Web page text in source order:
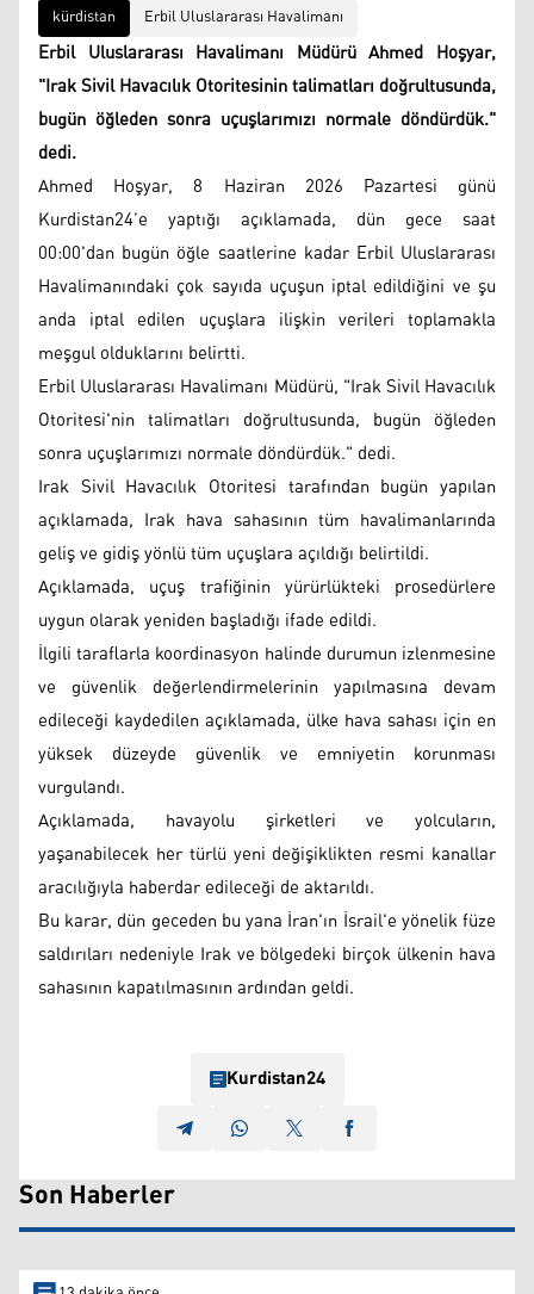
kürdistan Erbil Uluslararası Havalimanı
Erbil Uluslararası Havalimanı Müdürü Ahmed Hoşyar,
"Irak Sivil Havacılık Otoritesinin talimatları doğrultusunda,
bugün öğleden sonra uçuşlarımızı normale döndürdük."
dedi.
Ahmed Hoşyar, 8 Haziran 2026 Pazartesi günü
Kurdistan24’e yaptığı açıklamada, dün gece saat
00:00'dan bugün öğle saatlerine kadar Erbil Uluslararası
Havalimanındaki çok sayıda uçuşun iptal edildiğini ve şu
anda iptal edilen uçuşlara ilişkin verileri toplamakla
meşgul olduklarını belirtti.
Erbil Uluslararası Havalimanı Müdürü, "Irak Sivil Havacılık
Otoritesi'nin talimatları doğrultusunda, bugün öğleden
sonra uçuşlarımızı normale döndürdük." dedi.
Irak Sivil Havacılık Otoritesi tarafından bugün yapılan
açıklamada, Irak hava sahasının tüm havalimanlarında
geliş ve gidiş yönlü tüm uçuşlara açıldığı belirtildi.
Açıklamada, uçuş trafiğinin yürürlükteki prosedürlere
uygun olarak yeniden başladığı ifade edildi.
İlgili taraflarla koordinasyon halinde durumun izlenmesine
ve güvenlik değerlendirmelerinin yapılmasına devam
edileceği kaydedilen açıklamada, ülke hava sahası için en
yüksek düzeyde güvenlik ve emniyetin korunması
vurgulandı.
Açıklamada, havayolu şirketleri ve yolcuların,
yaşanabilecek her türlü yeni değişiklikten resmi kanallar
aracılığıyla haberdar edileceği de aktarıldı.
Bu karar, dün geceden bu yana İran'ın İsrail'e yönelik füze
saldırıları nedeniyle Irak ve bölgedeki birçok ülkenin hava
sahasının kapatılmasının ardından geldi.
Kurdistan24
Son Haberler